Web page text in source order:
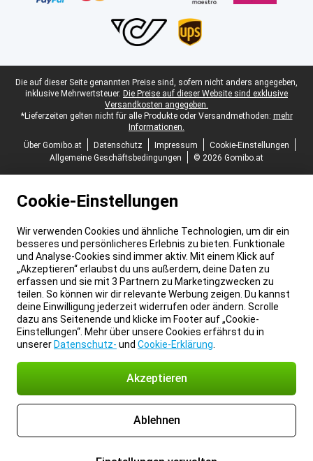
Juristische Fußzeile
Die auf dieser Seite genannten Preise sind, sofern nicht anders angegeben,
inklusive Mehrwertsteuer. Die Preise auf dieser Website sind exklusive
Versandkosten angegeben.
*Lieferzeiten gelten nicht für alle Produkte oder Versandmethoden: mehr
Informationen.
Über Gomibo.at
Datenschutz Impressum
Cookie-Einstellungen
Allgemeine Geschäftsbedingungen
© 2026 Gomibo.at
Cookie-Einstellungen
Wir verwenden Cookies und ähnliche Technologien, um dir ein
besseres und persönlicheres Erlebnis zu bieten. Funktionale
und Analyse-Cookies sind immer aktiv. Mit einem Klick auf
„Akzeptieren“ erlaubst du uns außerdem, deine Daten zu
erfassen und sie mit 3 Partnern zu Marketingzwecken zu
teilen. So können wir dir relevante Werbung zeigen. Du kannst
deine Einwilligung jederzeit widerrufen oder ändern. Scrolle
dazu ans Seitenende und klicke im Footer auf „Cookie-
Einstellungen“. Mehr über unsere Cookies erfährst du in
unserer Datenschutz- und Cookie-Erklärung
Akzeptieren
Ablehnen